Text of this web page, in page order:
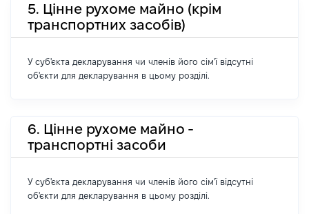
5. Цінне рухоме майно (крім
транспортних засобів)
У суб'єкта декларування чи членів його сім'ї відсутні
об'єкти для декларування в цьому розділі.
6. Цінне рухоме майно -
транспортні засоби
У суб'єкта декларування чи членів його сім'ї відсутні
об'єкти для декларування в цьому розділі.